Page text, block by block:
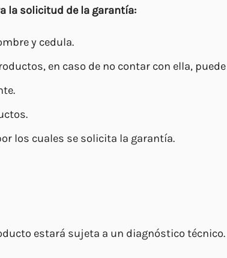
la solicitud de la garantía:
y cedula.
en caso de no contar con ella,
los cuales se solicita la garantía.
estará sujeta a un diagnóstico técnico.